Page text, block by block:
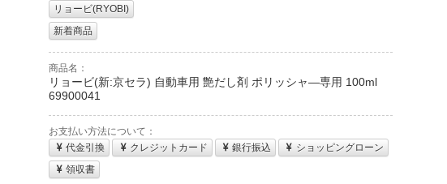
リョービ(RYOBI)
新着商品
商品名：
リョービ(新:京セラ) 自動車用 艶だし剤 ポリッシャ―専用 100ml
69900041
お支払い方法について：
代金引換
クレジットカード 銀行振込
ショッピングローン
領収書